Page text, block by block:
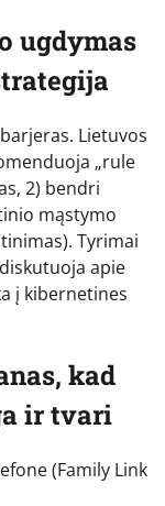
ugdymas
Lietuvos
„rule
2) bendri
mąstymo
Tyrimai
apie
į kibernetines
kad
ir tvari
(Family Link